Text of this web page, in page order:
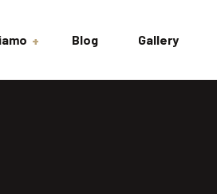
Blog Gallery